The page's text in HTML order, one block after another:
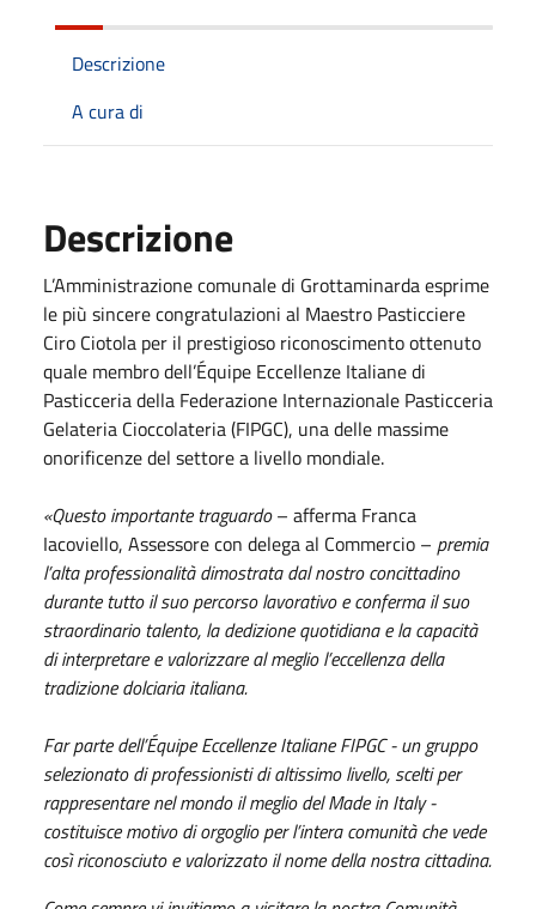
Descrizione
A cura di
Descrizione
L’Amministrazione comunale di Grottaminarda esprime
le più sincere congratulazioni al Maestro Pasticciere
Ciro Ciotola per il prestigioso riconoscimento ottenuto
quale membro dell’Équipe Eccellenze Italiane di
Pasticceria della Federazione Internazionale Pasticceria
Gelateria Cioccolateria (FIPGC), una delle massime
onorificenze del settore a livello mondiale.
«Questo importante traguardo– afferma Franca
Iacoviello, Assessore con delega al Commercio – premia
l’alta professionalità dimostrata dal nostro concittadino
durante tutto il suo percorso lavorativo e conferma il suo
straordinario talento, la dedizione quotidiana e la capacità
di interpretare e valorizzare al meglio l’eccellenza della
tradizione dolciaria italiana.
Far parte dell’Équipe Eccellenze Italiane FIPGC - un gruppo
selezionato di professionisti di altissimo livello, scelti per
rappresentare nel mondo il meglio del Made in Italy -
costituisce motivo di orgoglio per l’intera comunità che vede
così riconosciuto e valorizzato il nome della nostra cittadina.